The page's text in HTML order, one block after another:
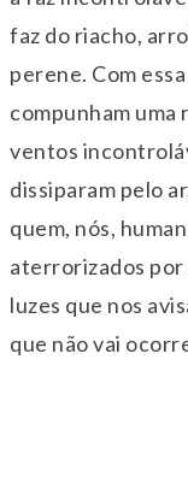
faz do riacho,
perene. Com
compunham uma
ventos
dissiparam pelo
quem, nós,
aterrorizados por
luzes que nos
que não vai